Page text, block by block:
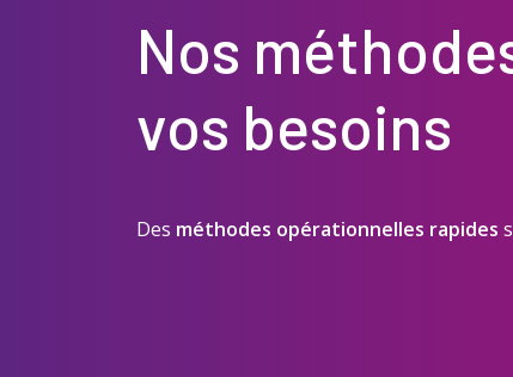
Nos
vos besoins
Des méthodes opérationnelles rapides